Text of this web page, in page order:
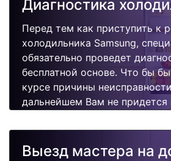
Диагностика
Перед тем как приступить к
холодильника Samsung,
обязательно проведет
бесплатной основе. Что бы
курсе причины
дальнейшем Вам не придется
поломок.
Выезд мастера на